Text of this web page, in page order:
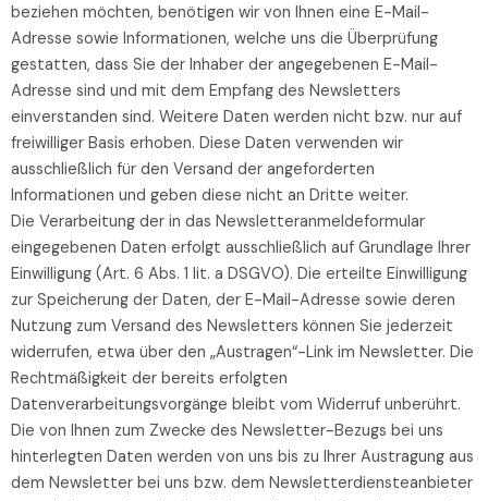
beziehen möchten, benötigen wir von Ihnen eine E-Mail-
Adresse sowie Informationen, welche uns die Überprüfung
gestatten, dass Sie der Inhaber der angegebenen E-Mail-
Adresse sind und mit dem Empfang des Newsletters
einverstanden sind. Weitere Daten werden nicht bzw. nur auf
freiwilliger Basis erhoben. Diese Daten verwenden wir
ausschließlich für den Versand der angeforderten
Informationen und geben diese nicht an Dritte weiter.
Die Verarbeitung der in das Newsletteranmeldeformular
eingegebenen Daten erfolgt ausschließlich auf Grundlage Ihrer
Einwilligung (Art. 6 Abs. 1 lit. a DSGVO). Die erteilte Einwilligung
zur Speicherung der Daten, der E-Mail-Adresse sowie deren
Nutzung zum Versand des Newsletters können Sie jederzeit
widerrufen, etwa über den „Austragen“-Link im Newsletter. Die
Rechtmäßigkeit der bereits erfolgten
Datenverarbeitungsvorgänge bleibt vom Widerruf unberührt.
Die von Ihnen zum Zwecke des Newsletter-Bezugs bei uns
hinterlegten Daten werden von uns bis zu Ihrer Austragung aus
dem Newsletter bei uns bzw. dem Newsletterdiensteanbieter